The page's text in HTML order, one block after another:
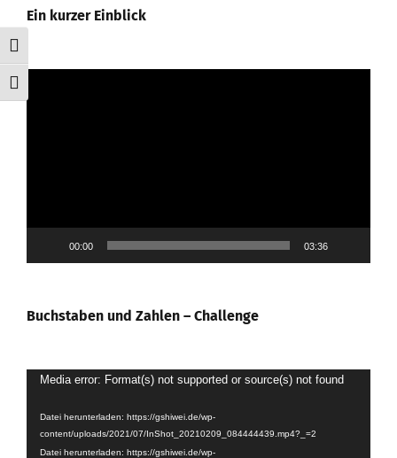
Umschalten auf hohe Kontraste
Schrift vergrößern
Ein kurzer Einblick
00:00 03:36
Buchstaben und Zahlen – Challenge
Video-
Media error: Format(s) not supported or source(s) not found
Datei herunterladen: https://gshiwei.de/wp-
content/uploads/2021/07/InShot_20210209_084444439.mp4?_=2
Datei herunterladen: https://gshiwei.de/wp-